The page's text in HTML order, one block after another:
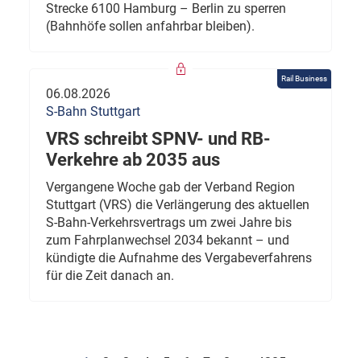
Strecke 6100 Hamburg – Berlin zu sperren
(Bahnhöfe sollen anfahrbar bleiben).
Rail Business
06.08.2026
S-Bahn Stuttgart
VRS schreibt SPNV- und RB-
Verkehre ab 2035 aus
Vergangene Woche gab der Verband Region
Stuttgart (VRS) die Verlängerung des aktuellen
S-Bahn-Verkehrsvertrags um zwei Jahre bis
zum Fahrplanwechsel 2034 bekannt – und
kündigte die Aufnahme des Vergabeverfahrens
für die Zeit danach an.